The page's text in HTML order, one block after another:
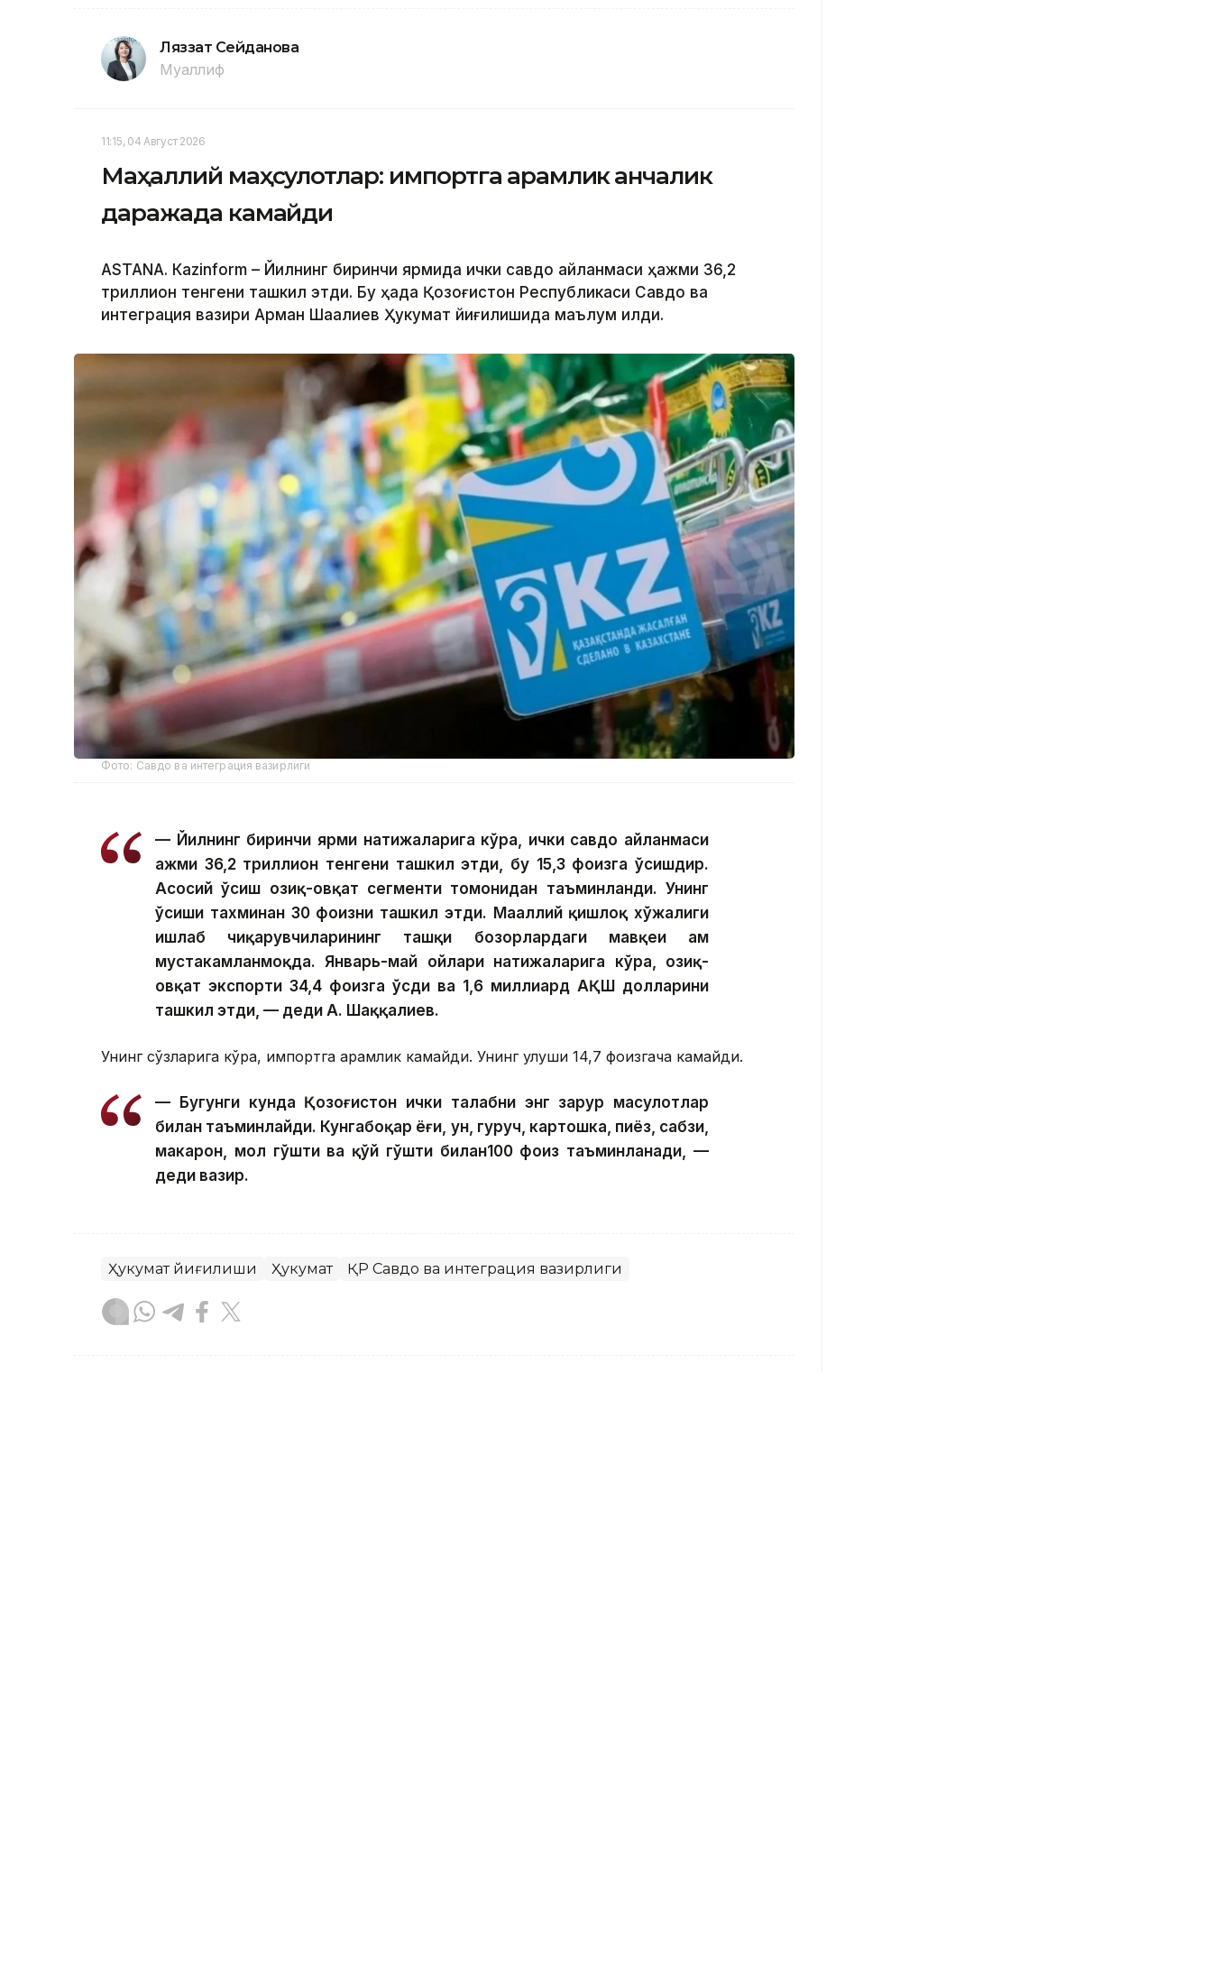
Ляззат Сейданова
Муаллиф
11:15, 04 Август 2026
Маҳаллий маҳсулотлар: импортга қарамлик қанчалик
даражада камайди
ASTANА. Кazinform – Йилнинг биринчи ярмида ички савдо айланмаси ҳажми 36,2
триллион тенгени ташкил этди. Бу ҳақда Қозоғистон Республикаси Савдо ва
интеграция вазири Арман Шаққалиев Ҳукумат йиғилишида маълум қилди.
Фото: Савдо ва интеграция вазирлиги
— Йилнинг биринчи ярми натижаларига кўра, ички савдо айланмаси
ҳажми 36,2 триллион тенгени ташкил этди, бу 15,3 фоизга ўсишдир.
Асосий ўсиш озиқ-овқат сегменти томонидан таъминланди. Унинг
ўсиши тахминан 30 фоизни ташкил этди. Маҳаллий қишлоқ хўжалиги
ишлаб чиқарувчиларининг ташқи бозорлардаги мавқеи ҳам
мустаҳкамланмоқда. Январь-май ойлари натижаларига кўра, озиқ-
овқат экспорти 34,4 фоизга ўсди ва 1,6 миллиард АҚШ долларини
ташкил этди, — деди А. Шаққалиев.
Унинг сўзларига кўра, импортга қарамлик камайди. Унинг улуши 14,7 фоизгача камайди.
— Бугунги кунда Қозоғистон ички талабни энг зарур маҳсулотлар
билан таъминлайди. Кунгабоқар ёғи, ун, гуруч, картошка, пиёз, сабзи,
макарон, мол гўшти ва қўй гўшти билан100 фоиз таъминланади, —
деди вазир.
Ҳукумат йиғилиши Ҳукумат ҚР Савдо ва интеграция вазирлиги